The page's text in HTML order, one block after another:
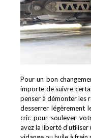
Pour un bon
importe de suivre
penser à démonter les
desserrer légèrement
cric pour soulever
avez la liberté d’utiliser